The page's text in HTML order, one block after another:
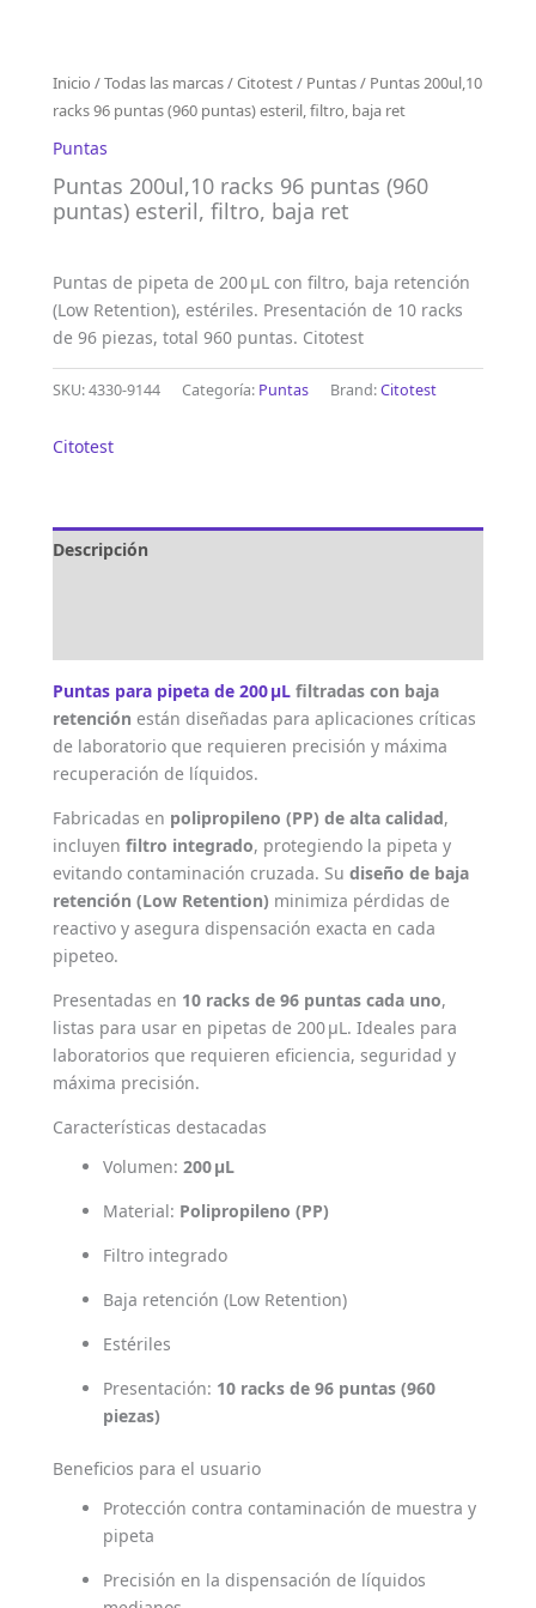
Inicio /Todas las marcas/Citotest/ Puntas/ Puntas 200ul,10
racks 96 puntas (960 puntas) esteril, filtro, baja ret
Puntas
Puntas 200ul,10 racks 96 puntas (960
puntas) esteril, filtro, baja ret
Puntas de pipeta de 200 μL con filtro, baja retención
(Low Retention), estériles. Presentación de 10 racks
de 96 piezas, total 960 puntas. Citotest
SKU:4330-9144 Categoría: Puntas Brand:Citotest
Citotest
Descripción
Puntas para pipeta de 200 μL filtradas con baja
retención están diseñadas para aplicaciones críticas
de laboratorio que requieren precisión y máxima
recuperación de líquidos.
Fabricadas en polipropileno (PP) de alta calidad,
incluyen filtro integrado, protegiendo la pipeta y
evitando contaminación cruzada. Su diseño de baja
retención (Low Retention) minimiza pérdidas de
reactivo y asegura dispensación exacta en cada
pipeteo.
Presentadas en 10 racks de 96 puntas cada uno,
listas para usar en pipetas de 200 μL. Ideales para
laboratorios que requieren eficiencia, seguridad y
máxima precisión.
Características destacadas
Volumen: 200 μL
Material: Polipropileno (PP)
Filtro integrado
Baja retención (Low Retention)
Estériles
Presentación: 10 racks de 96 puntas (960
piezas)
Beneficios para el usuario
Protección contra contaminación de muestra y
pipeta
Precisión en la dispensación de líquidos